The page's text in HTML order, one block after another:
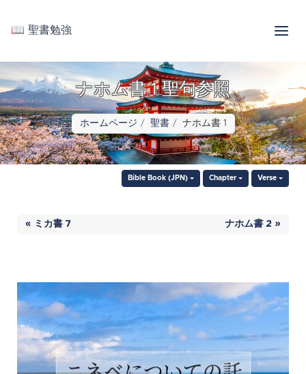
📖 聖書勉強
ナホム書 1 聖句参照
ホームページ 聖書 ナホム書 1
Bible Book (JPN) Chapter Verse
« ミカ書 7 ナホム書 2 »